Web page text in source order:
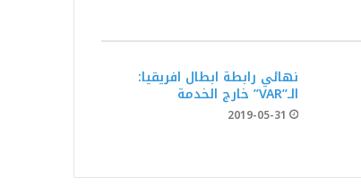
مؤثرة
النادي الإفريقي: اتّفاق مع اللاعب حسام بن
علي في انتظار الإمضاء
الفريق التركي بوشكتاش لكرة الطائرة يرغب
نهائي رابطة ابطال افريقيا:
الـ”VAR” خارج الخدمة
2019-05-31